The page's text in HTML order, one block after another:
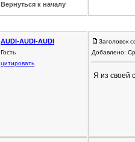
Вернуться к началу
AUDI-AUDI-AUDI
Гость
цитировать
Заголовок
Добавлено:
Я из своей